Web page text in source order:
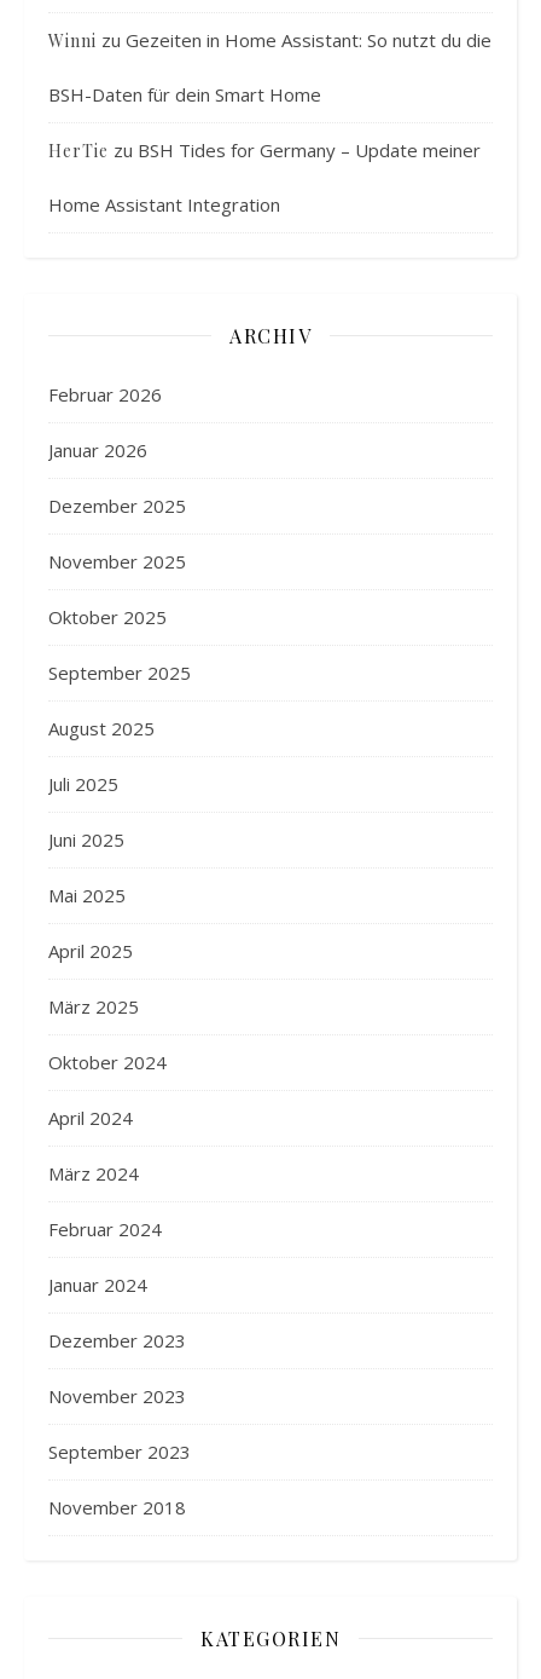
Winni zu Gezeiten in Home Assistant: So nutzt du die
BSH-Daten für dein Smart Home
HerTie zu BSH Tides for Germany – Update meiner
Home Assistant Integration
ARCHIV
Februar 2026
Januar 2026
Dezember 2025
November 2025
Oktober 2025
September 2025
August 2025
Juli 2025
Juni 2025
Mai 2025
April 2025
März 2025
Oktober 2024
April 2024
März 2024
Februar 2024
Januar 2024
Dezember 2023
November 2023
September 2023
November 2018
KATEGORIEN